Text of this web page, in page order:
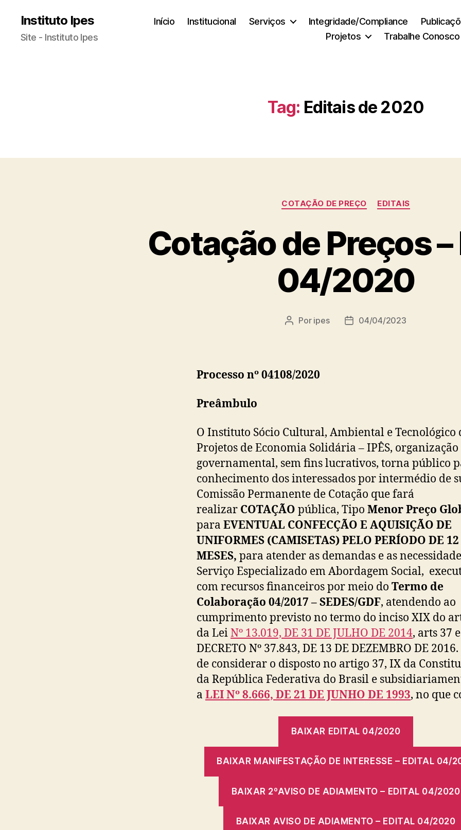
Instituto Ipes
Site - Instituto Ipes
Início Institucional Serviços Integridade/Compliance
Projetos
Trabalhe Conosco
Tag: Editais de 2020
Categorias
COTAÇÃO DE PREÇO EDITAIS
Cotação de Preços
04/2020
Autor
Por ipes
Data04/04/2023
Processo nº 04108/2020
Preâmbulo
O Instituto Sócio Cultural, Ambiental e Tecnológico
Projetos de Economia Solidária – IPÊS,
governamental, sem fins lucrativos, torna público
conhecimento dos interessados por intermédio de
Comissão Permanente de Cotação que fará
realizar COTAÇÃO pública, Tipo Menor Preço
para EVENTUAL CONFECÇÃO E AQUISIÇÃO DE
UNIFORMES (CAMISETAS) PELO PERÍODO DE 12
MESES, para atender as demandas e as
Serviço Especializado em Abordagem Social,
com recursos financeiros por meio do Termo de
Colaboração 04/2017 – SEDES/GDF, atendendo ao
cumprimento previsto no termo do inciso XIX do
da LeiNº 13.019, DE 31 DE JULHO DE 2014, arts 37
DECRETO Nº 37.843, DE 13 DE DEZEMBRO DE
de considerar o disposto no artigo 37, IX da
da República Federativa do Brasil e
a LEI Nº 8.666, DE 21 DE JUNHO DE 1993, no que
BAIXAR EDITAL 04/2020
BAIXAR MANIFESTAÇÃO DE INTERESSE – EDITAL 04/
BAIXAR 2ºAVISO DE ADIAMENTO – EDITAL 04/2020
BAIXAR AVISO DE ADIAMENTO – EDITAL 04/2020